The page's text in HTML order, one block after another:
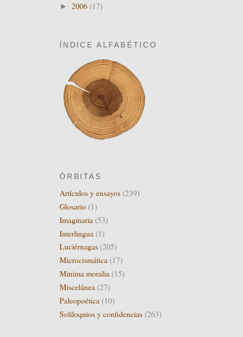
► 2006 (17)
ÍNDICE ALFABÉTICO
ÓRBITAS
Artículos y ensayos (239)
Glosario (1)
Imaginaria (53)
Interlingua (1)
Luciérnagas (205)
Microcismática (17)
Minima moralia (15)
Miscelánea (27)
Paleopoética (10)
Soliloquios y confidencias (263)